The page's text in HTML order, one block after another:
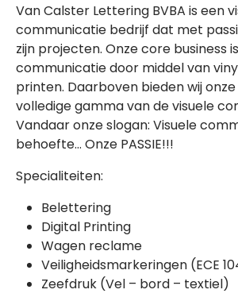
Van Calster Lettering BVBA is een
communicatie bedrijf dat met
zijn projecten. Onze core business
communicatie door middel van
printen. Daarboven bieden wij
volledige gamma van de visuele
Vandaar onze slogan: Visuele
behoefte… Onze PASSIE!!!
Specialiteiten:
Belettering
Digital Printing
Wagen reclame
Veiligheidsmarkeringen (ECE
Zeefdruk (Vel – bord – textiel)